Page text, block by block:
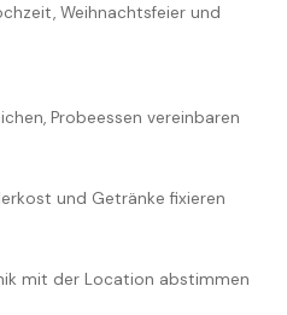
Weihnachtsfeier und
Probeessen vereinbaren
und Getränke fixieren
mit der Location abstimmen